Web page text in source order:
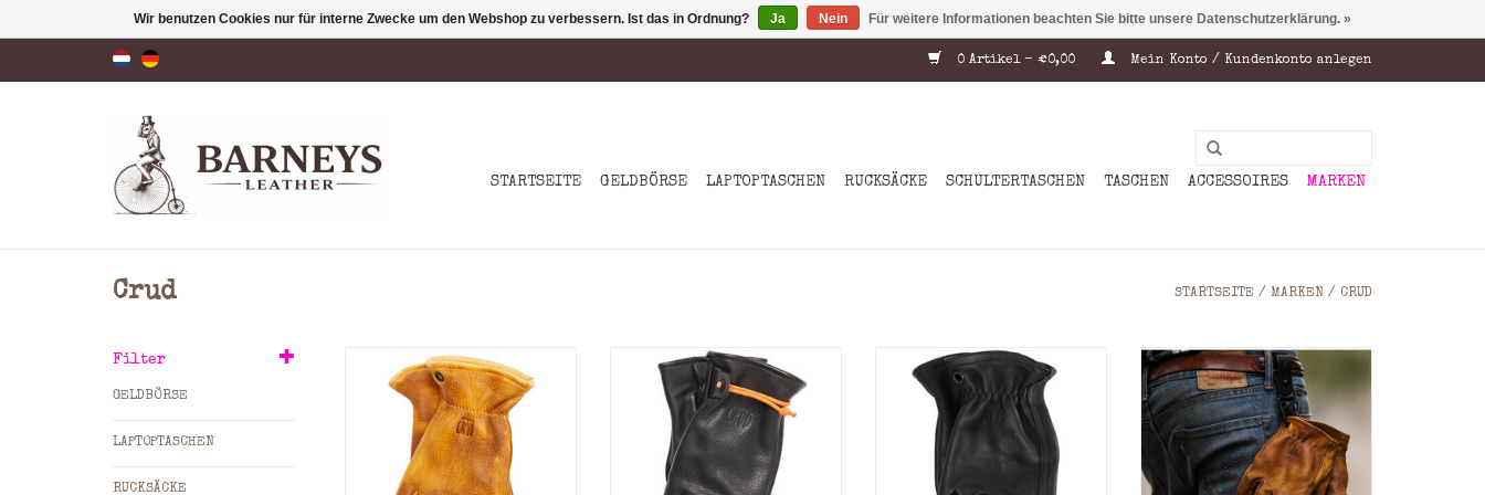
0 Artikel - €0,00 Mein Konto / Kundenkonto anlegen
STARTSEITE GELDBÖRSE LAPTOPTASCHEN RUCKSÄCKE SCHULTERTASCHEN TASCHEN ACCESSOIRES MARKEN
Crud STARTSEITE / MARKEN / CRUD
Filter
GELDBÖRSE
LAPTOPTASCHEN
RUCKSÄCKE
As the regular Gjöra gloves,
the black edition gloves start
off from a piece of high
quality (A-Grade) cow hide
from where each glove is hand
cut and sewn together by
skilled craftsmen.
As the regular Gjöra gloves,
the black edition gloves start
off from a piece of high
quality (A-Grade) cow hide
from where each glove is hand
cut and sewn together by
skilled craftsmen.
As the regular Gjöra gloves,
the black edition gloves start
off from a piece of high
quality (A-Grade) cow hide
from where each glove is hand
cut and sewn together by
skilled craftsmen.
Crud Handgefertigte Leder
Handschuhe
ZUM WARENKORB HINZUFÜGEN
Wir benutzen Cookies nur für interne Zwecke um den Webshop zu verbessern. Ist das in Ordnung? Ja Nein Für weitere Informationen beachten Sie bitte unsere Datenschutzerklärung. »